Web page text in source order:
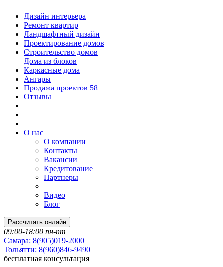
Дизайн интерьера
Ремонт квартир
Ландшафтный дизайн
Проектирование домов
Строительство домов
Дома из блоков
Каркасные дома
Ангары
Продажа проектов 58
Отзывы
О нас
О компании
Контакты
Вакансии
Кредитование
Партнеры
Видео
Блог
Рассчитать онлайн
09:00-18:00 пн-пт
Самара: 8(905)019-2000
Тольятти: 8(960)846-9490
бесплатная консультация